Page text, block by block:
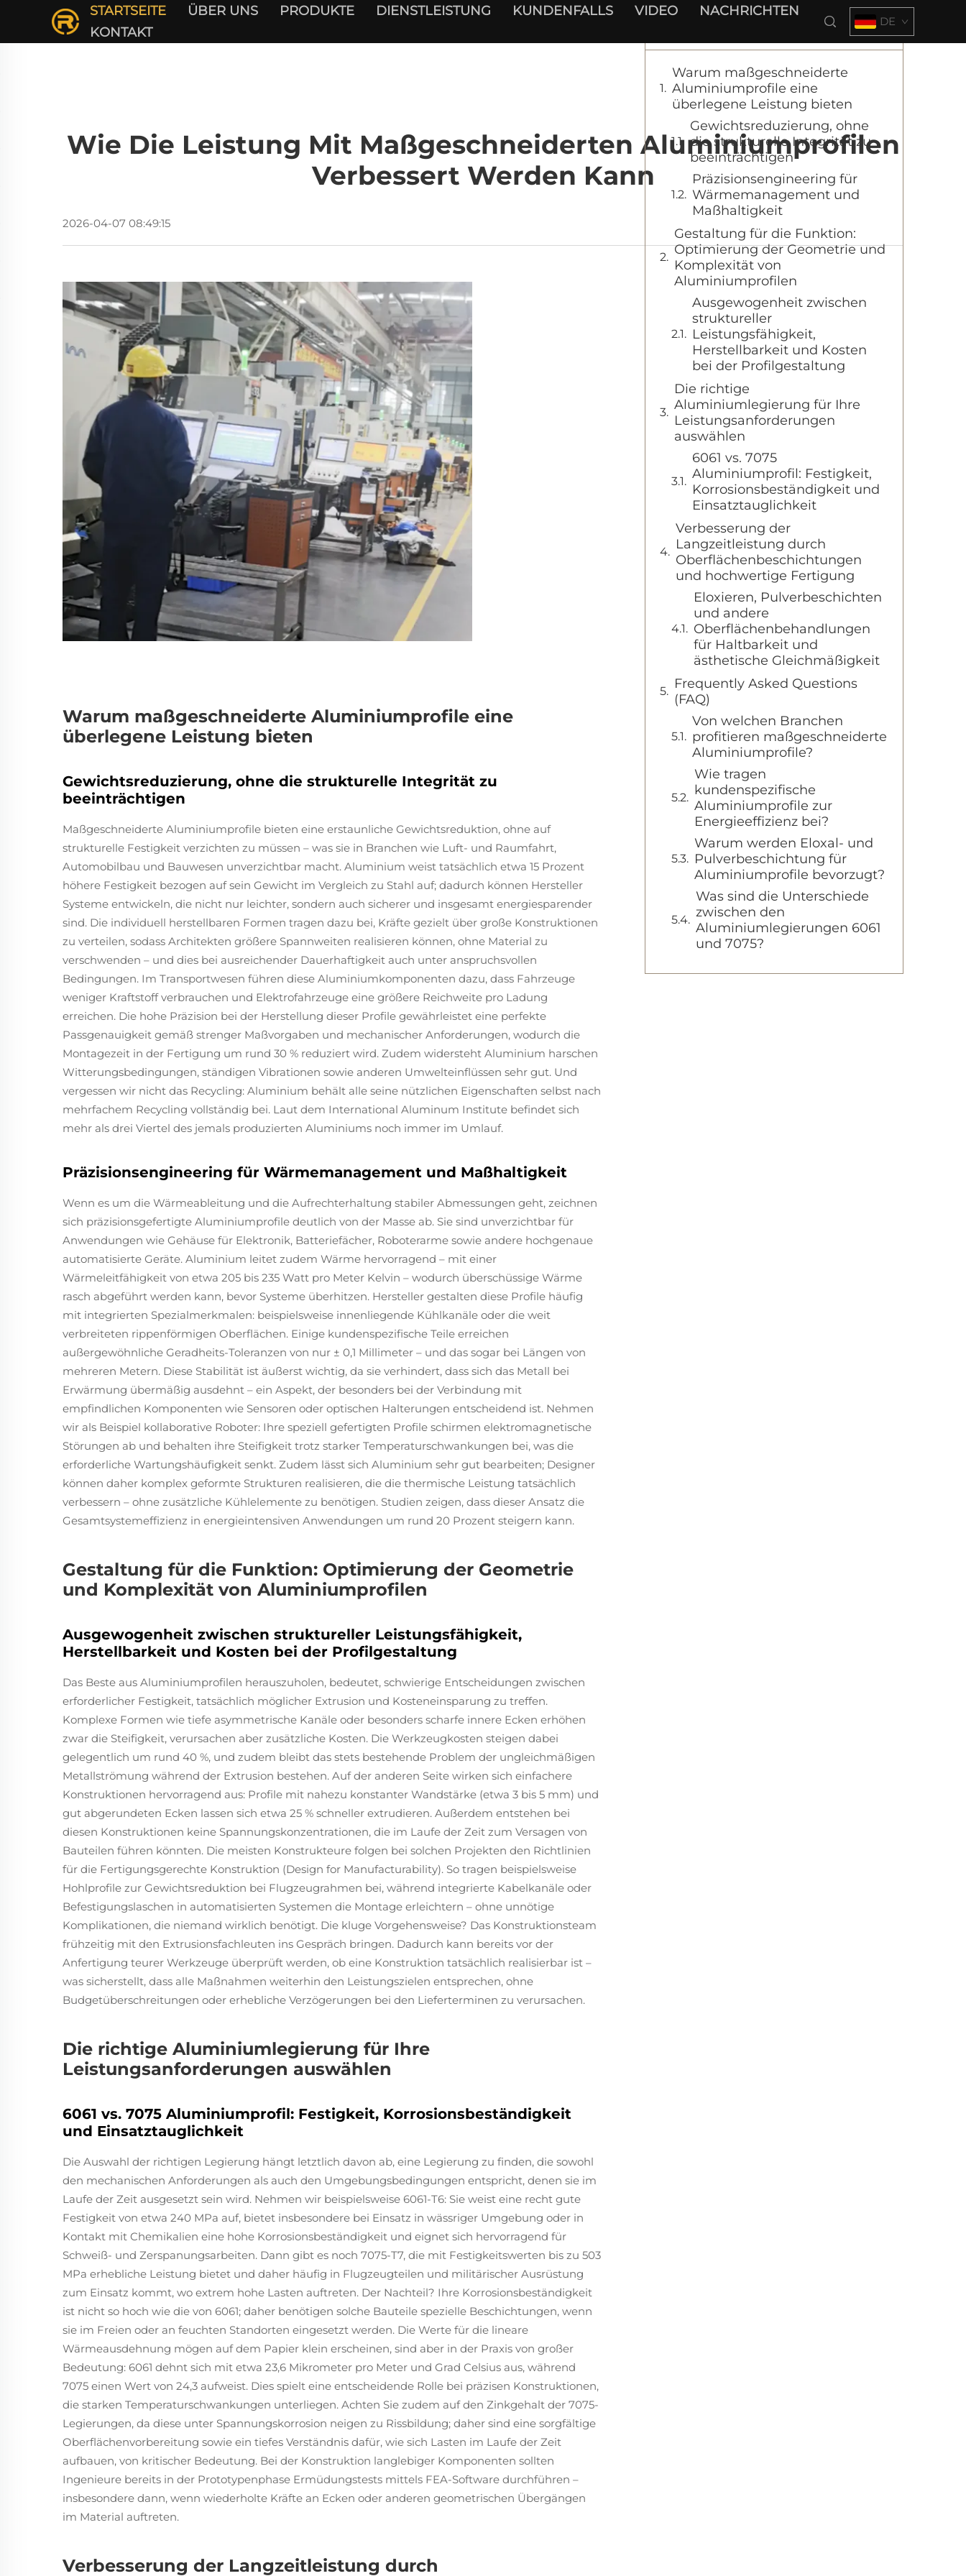
STARTSEITE ÜBER UNS PRODUKTE DIENSTLEISTUNG KUNDENFALLS VIDEO
NACHRICHTEN
KONTAKT
DE
Wie Die Leistung Mit Maßgeschneiderten Aluminiumprofilen
Verbessert Werden Kann
2026-04-07 08:49:15
Warum maßgeschneiderte Aluminiumprofile eine
überlegene Leistung bieten
Gewichtsreduzierung, ohne die strukturelle Integrität zu
beeinträchtigen
Maßgeschneiderte Aluminiumprofile bieten eine erstaunliche Gewichtsreduktion, ohne auf
strukturelle Festigkeit verzichten zu müssen – was sie in Branchen wie Luft- und Raumfahrt,
Automobilbau und Bauwesen unverzichtbar macht. Aluminium weist tatsächlich etwa 15 Prozent
höhere Festigkeit bezogen auf sein Gewicht im Vergleich zu Stahl auf; dadurch können Hersteller
Systeme entwickeln, die nicht nur leichter, sondern auch sicherer und insgesamt energiesparender
sind. Die individuell herstellbaren Formen tragen dazu bei, Kräfte gezielt über große Konstruktionen
zu verteilen, sodass Architekten größere Spannweiten realisieren können, ohne Material zu
verschwenden – und dies bei ausreichender Dauerhaftigkeit auch unter anspruchsvollen
Bedingungen. Im Transportwesen führen diese Aluminiumkomponenten dazu, dass Fahrzeuge
weniger Kraftstoff verbrauchen und Elektrofahrzeuge eine größere Reichweite pro Ladung
erreichen. Die hohe Präzision bei der Herstellung dieser Profile gewährleistet eine perfekte
Passgenauigkeit gemäß strenger Maßvorgaben und mechanischer Anforderungen, wodurch die
Montagezeit in der Fertigung um rund 30 % reduziert wird. Zudem widersteht Aluminium harschen
Witterungsbedingungen, ständigen Vibrationen sowie anderen Umwelteinflüssen sehr gut. Und
vergessen wir nicht das Recycling: Aluminium behält alle seine nützlichen Eigenschaften selbst nach
mehrfachem Recycling vollständig bei. Laut dem International Aluminum Institute befindet sich
mehr als drei Viertel des jemals produzierten Aluminiums noch immer im Umlauf.
Präzisionsengineering für Wärmemanagement und Maßhaltigkeit
Wenn es um die Wärmeableitung und die Aufrechterhaltung stabiler Abmessungen geht, zeichnen
sich präzisionsgefertigte Aluminiumprofile deutlich von der Masse ab. Sie sind unverzichtbar für
Anwendungen wie Gehäuse für Elektronik, Batteriefächer, Roboterarme sowie andere hochgenaue
automatisierte Geräte. Aluminium leitet zudem Wärme hervorragend – mit einer
Wärmeleitfähigkeit von etwa 205 bis 235 Watt pro Meter Kelvin – wodurch überschüssige Wärme
rasch abgeführt werden kann, bevor Systeme überhitzen. Hersteller gestalten diese Profile häufig
mit integrierten Spezialmerkmalen: beispielsweise innenliegende Kühlkanäle oder die weit
verbreiteten rippenförmigen Oberflächen. Einige kundenspezifische Teile erreichen
außergewöhnliche Geradheits-Toleranzen von nur ± 0,1 Millimeter – und das sogar bei Längen von
mehreren Metern. Diese Stabilität ist äußerst wichtig, da sie verhindert, dass sich das Metall bei
Erwärmung übermäßig ausdehnt – ein Aspekt, der besonders bei der Verbindung mit
empfindlichen Komponenten wie Sensoren oder optischen Halterungen entscheidend ist. Nehmen
wir als Beispiel kollaborative Roboter: Ihre speziell gefertigten Profile schirmen elektromagnetische
Störungen ab und behalten ihre Steifigkeit trotz starker Temperaturschwankungen bei, was die
erforderliche Wartungshäufigkeit senkt. Zudem lässt sich Aluminium sehr gut bearbeiten; Designer
können daher komplex geformte Strukturen realisieren, die die thermische Leistung tatsächlich
verbessern – ohne zusätzliche Kühlelemente zu benötigen. Studien zeigen, dass dieser Ansatz die
Gesamtsystemeffizienz in energieintensiven Anwendungen um rund 20 Prozent steigern kann.
Gestaltung für die Funktion: Optimierung der Geometrie
und Komplexität von Aluminiumprofilen
Ausgewogenheit zwischen struktureller Leistungsfähigkeit,
Herstellbarkeit und Kosten bei der Profilgestaltung
Das Beste aus Aluminiumprofilen herauszuholen, bedeutet, schwierige Entscheidungen zwischen
erforderlicher Festigkeit, tatsächlich möglicher Extrusion und Kosteneinsparung zu treffen.
Komplexe Formen wie tiefe asymmetrische Kanäle oder besonders scharfe innere Ecken erhöhen
zwar die Steifigkeit, verursachen aber zusätzliche Kosten. Die Werkzeugkosten steigen dabei
gelegentlich um rund 40 %, und zudem bleibt das stets bestehende Problem der ungleichmäßigen
Metallströmung während der Extrusion bestehen. Auf der anderen Seite wirken sich einfachere
Konstruktionen hervorragend aus: Profile mit nahezu konstanter Wandstärke (etwa 3 bis 5 mm) und
gut abgerundeten Ecken lassen sich etwa 25 % schneller extrudieren. Außerdem entstehen bei
diesen Konstruktionen keine Spannungskonzentrationen, die im Laufe der Zeit zum Versagen von
Bauteilen führen könnten. Die meisten Konstrukteure folgen bei solchen Projekten den Richtlinien
für die Fertigungsgerechte Konstruktion (Design for Manufacturability). So tragen beispielsweise
Hohlprofile zur Gewichtsreduktion bei Flugzeugrahmen bei, während integrierte Kabelkanäle oder
Befestigungslaschen in automatisierten Systemen die Montage erleichtern – ohne unnötige
Komplikationen, die niemand wirklich benötigt. Die kluge Vorgehensweise? Das Konstruktionsteam
frühzeitig mit den Extrusionsfachleuten ins Gespräch bringen. Dadurch kann bereits vor der
Anfertigung teurer Werkzeuge überprüft werden, ob eine Konstruktion tatsächlich realisierbar ist –
was sicherstellt, dass alle Maßnahmen weiterhin den Leistungszielen entsprechen, ohne
Budgetüberschreitungen oder erhebliche Verzögerungen bei den Lieferterminen zu verursachen.
Die richtige Aluminiumlegierung für Ihre
Leistungsanforderungen auswählen
6061 vs. 7075 Aluminiumprofil: Festigkeit, Korrosionsbeständigkeit
und Einsatztauglichkeit
Die Auswahl der richtigen Legierung hängt letztlich davon ab, eine Legierung zu finden, die sowohl
den mechanischen Anforderungen als auch den Umgebungsbedingungen entspricht, denen sie im
Laufe der Zeit ausgesetzt sein wird. Nehmen wir beispielsweise 6061-T6: Sie weist eine recht gute
Festigkeit von etwa 240 MPa auf, bietet insbesondere bei Einsatz in wässriger Umgebung oder in
Kontakt mit Chemikalien eine hohe Korrosionsbeständigkeit und eignet sich hervorragend für
Schweiß- und Zerspanungsarbeiten. Dann gibt es noch 7075-T7, die mit Festigkeitswerten bis zu 503
MPa erhebliche Leistung bietet und daher häufig in Flugzeugteilen und militärischer Ausrüstung
zum Einsatz kommt, wo extrem hohe Lasten auftreten. Der Nachteil? Ihre Korrosionsbeständigkeit
ist nicht so hoch wie die von 6061; daher benötigen solche Bauteile spezielle Beschichtungen, wenn
sie im Freien oder an feuchten Standorten eingesetzt werden. Die Werte für die lineare
Wärmeausdehnung mögen auf dem Papier klein erscheinen, sind aber in der Praxis von großer
Bedeutung: 6061 dehnt sich mit etwa 23,6 Mikrometer pro Meter und Grad Celsius aus, während
7075 einen Wert von 24,3 aufweist. Dies spielt eine entscheidende Rolle bei präzisen Konstruktionen,
die starken Temperaturschwankungen unterliegen. Achten Sie zudem auf den Zinkgehalt der 7075-
Legierungen, da diese unter Spannungskorrosion neigen zu Rissbildung; daher sind eine sorgfältige
Oberflächenvorbereitung sowie ein tiefes Verständnis dafür, wie sich Lasten im Laufe der Zeit
aufbauen, von kritischer Bedeutung. Bei der Konstruktion langlebiger Komponenten sollten
Ingenieure bereits in der Prototypenphase Ermüdungstests mittels FEA-Software durchführen –
insbesondere dann, wenn wiederholte Kräfte an Ecken oder anderen geometrischen Übergängen
im Material auftreten.
Verbesserung der Langzeitleistung durch
Warum maßgeschneiderte
Aluminiumprofile eine
überlegene Leistung bieten
Gewichtsreduzierung, ohne
die strukturelle Integrität zu
beeinträchtigen
Präzisionsengineering für
Wärmemanagement und
Maßhaltigkeit
Gestaltung für die Funktion:
Optimierung der Geometrie und
Komplexität von
Aluminiumprofilen
Ausgewogenheit zwischen
struktureller
Leistungsfähigkeit,
Herstellbarkeit und Kosten
bei der Profilgestaltung
Die richtige
Aluminiumlegierung für Ihre
Leistungsanforderungen
auswählen
6061 vs. 7075
Aluminiumprofil: Festigkeit,
Korrosionsbeständigkeit und
Einsatztauglichkeit
Verbesserung der
Langzeitleistung durch
Oberflächenbeschichtungen
und hochwertige Fertigung
Eloxieren, Pulverbeschichten
und andere
Oberflächenbehandlungen
für Haltbarkeit und
ästhetische Gleichmäßigkeit
Frequently Asked Questions
(FAQ)
Von welchen Branchen
profitieren maßgeschneiderte
Aluminiumprofile?
Wie tragen
kundenspezifische
Aluminiumprofile zur
Energieeffizienz bei?
Warum werden Eloxal- und
Pulverbeschichtung für
Aluminiumprofile bevorzugt?
Was sind die Unterschiede
zwischen den
Aluminiumlegierungen 6061
und 7075?